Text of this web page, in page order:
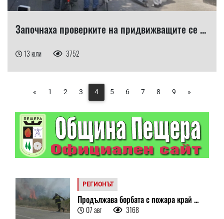
Започнаха проверките на придвижващите се ...
13 юли 3752
« 1 2 3 4 5 6 7 8 9 »
РЕГИОНЪТ
Продължава борбата с пожара край ...
07 авг 3168